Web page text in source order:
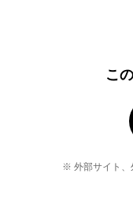
こ
※ 外部サイト、